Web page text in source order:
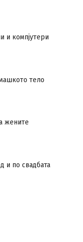
и компјутери
тело
жените
и по свадбата